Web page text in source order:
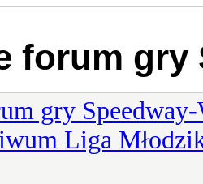
forum gry
gry
Liga